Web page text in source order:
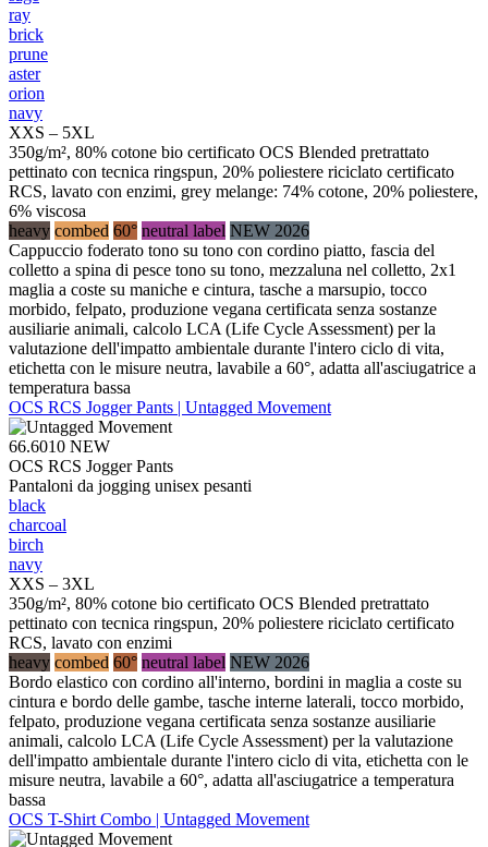
ray
brick
prune
aster
orion
navy
XXS – 5XL
350g/m², 80% cotone bio certificato OCS Blended pretrattato
pettinato con tecnica ringspun, 20% poliestere riciclato certificato
RCS, lavato con enzimi, grey melange: 74% cotone, 20% poliestere,
6% viscosa
heavy combed 60° neutral label NEW 2026
Cappuccio foderato tono su tono con cordino piatto, fascia del
colletto a spina di pesce tono su tono, mezzaluna nel colletto, 2x1
maglia a coste su maniche e cintura, tasche a marsupio, tocco
morbido, felpato, produzione vegana certificata senza sostanze
ausiliarie animali, calcolo LCA (Life Cycle Assessment) per la
valutazione dell'impatto ambientale durante l'intero ciclo di vita,
etichetta con le misure neutra, lavabile a 60°, adatta all'asciugatrice a
temperatura bassa
OCS RCS Jogger Pants | Untagged Movement
66.6010 NEW
OCS RCS Jogger Pants
Pantaloni da jogging unisex pesanti
black
charcoal
birch
navy
XXS – 3XL
350g/m², 80% cotone bio certificato OCS Blended pretrattato
pettinato con tecnica ringspun, 20% poliestere riciclato certificato
RCS, lavato con enzimi
heavy combed 60° neutral label NEW 2026
Bordo elastico con cordino all'interno, bordini in maglia a coste su
cintura e bordo delle gambe, tasche interne laterali, tocco morbido,
felpato, produzione vegana certificata senza sostanze ausiliarie
animali, calcolo LCA (Life Cycle Assessment) per la valutazione
dell'impatto ambientale durante l'intero ciclo di vita, etichetta con le
misure neutra, lavabile a 60°, adatta all'asciugatrice a temperatura
bassa
OCS T-Shirt Combo | Untagged Movement